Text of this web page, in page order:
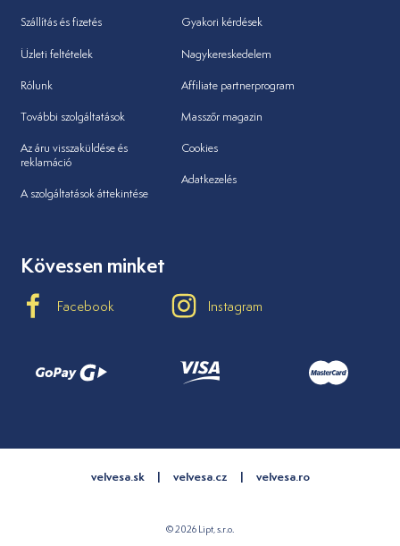
Szállítás és fizetés
Üzleti feltételek
Rólunk
További szolgáltatások
Az áru visszaküldése és
reklamáció
A szolgáltatások áttekintése
Gyakori kérdések
Nagykereskedelem
Affiliate partnerprogram
Masszőr magazin
Cookies
Adatkezelés
Kövessen minket
Facebook Instagram
© 2026 Lipt, s.r.o.
velvesa.sk velvesa.cz velvesa.ro